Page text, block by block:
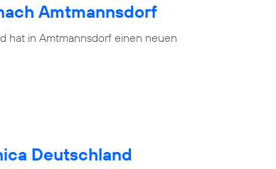
Amtmannsdorf
hat in Amtmannsdorf einen neuen
Deutschland